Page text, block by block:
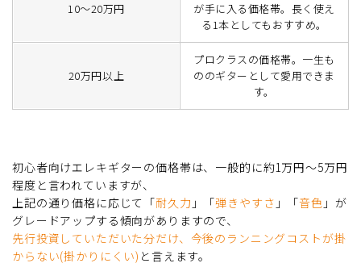
10～20万円
が手に入る価格帯。長く使え
る1本としてもおすすめ。
20万円以上
プロクラスの価格帯。一生も
ののギターとして愛用できま
す。
初心者向けエレキギターの価格帯は、一般的に約1万円～5万円
程度と言われていますが、
上記の通り価格に応じて「耐久力 」「弾きやすさ 」「音色 」が
グレードアップする傾向がありますので、
先行投資していただいた分だけ、今後のランニングコストが掛
からない(掛かりにくい) と言えます。